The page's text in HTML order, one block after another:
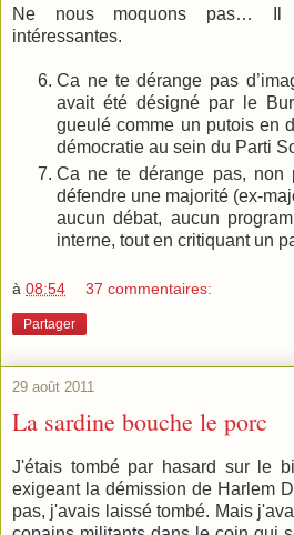
Ne nous moquons pas… Il
intéressantes.
Ca ne te dérange pas
avait été désigné par le
gueulé comme un putois en
démocratie au sein du Parti
Ca ne te dérange pas, non
défendre une majorité (ex-
aucun débat, aucun
interne, tout en critiquant un
à 08:54 37 commentaires:
Partager
29 août 2011
La sardine bouche le porc
J'étais tombé par hasard sur le
exigeant la démission de Harlem
pas, j'avais laissé tombé. Mais